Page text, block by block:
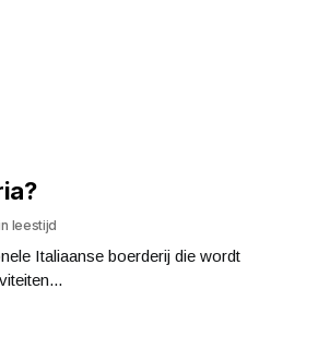
leestijd
Italiaanse boerderij die wordt